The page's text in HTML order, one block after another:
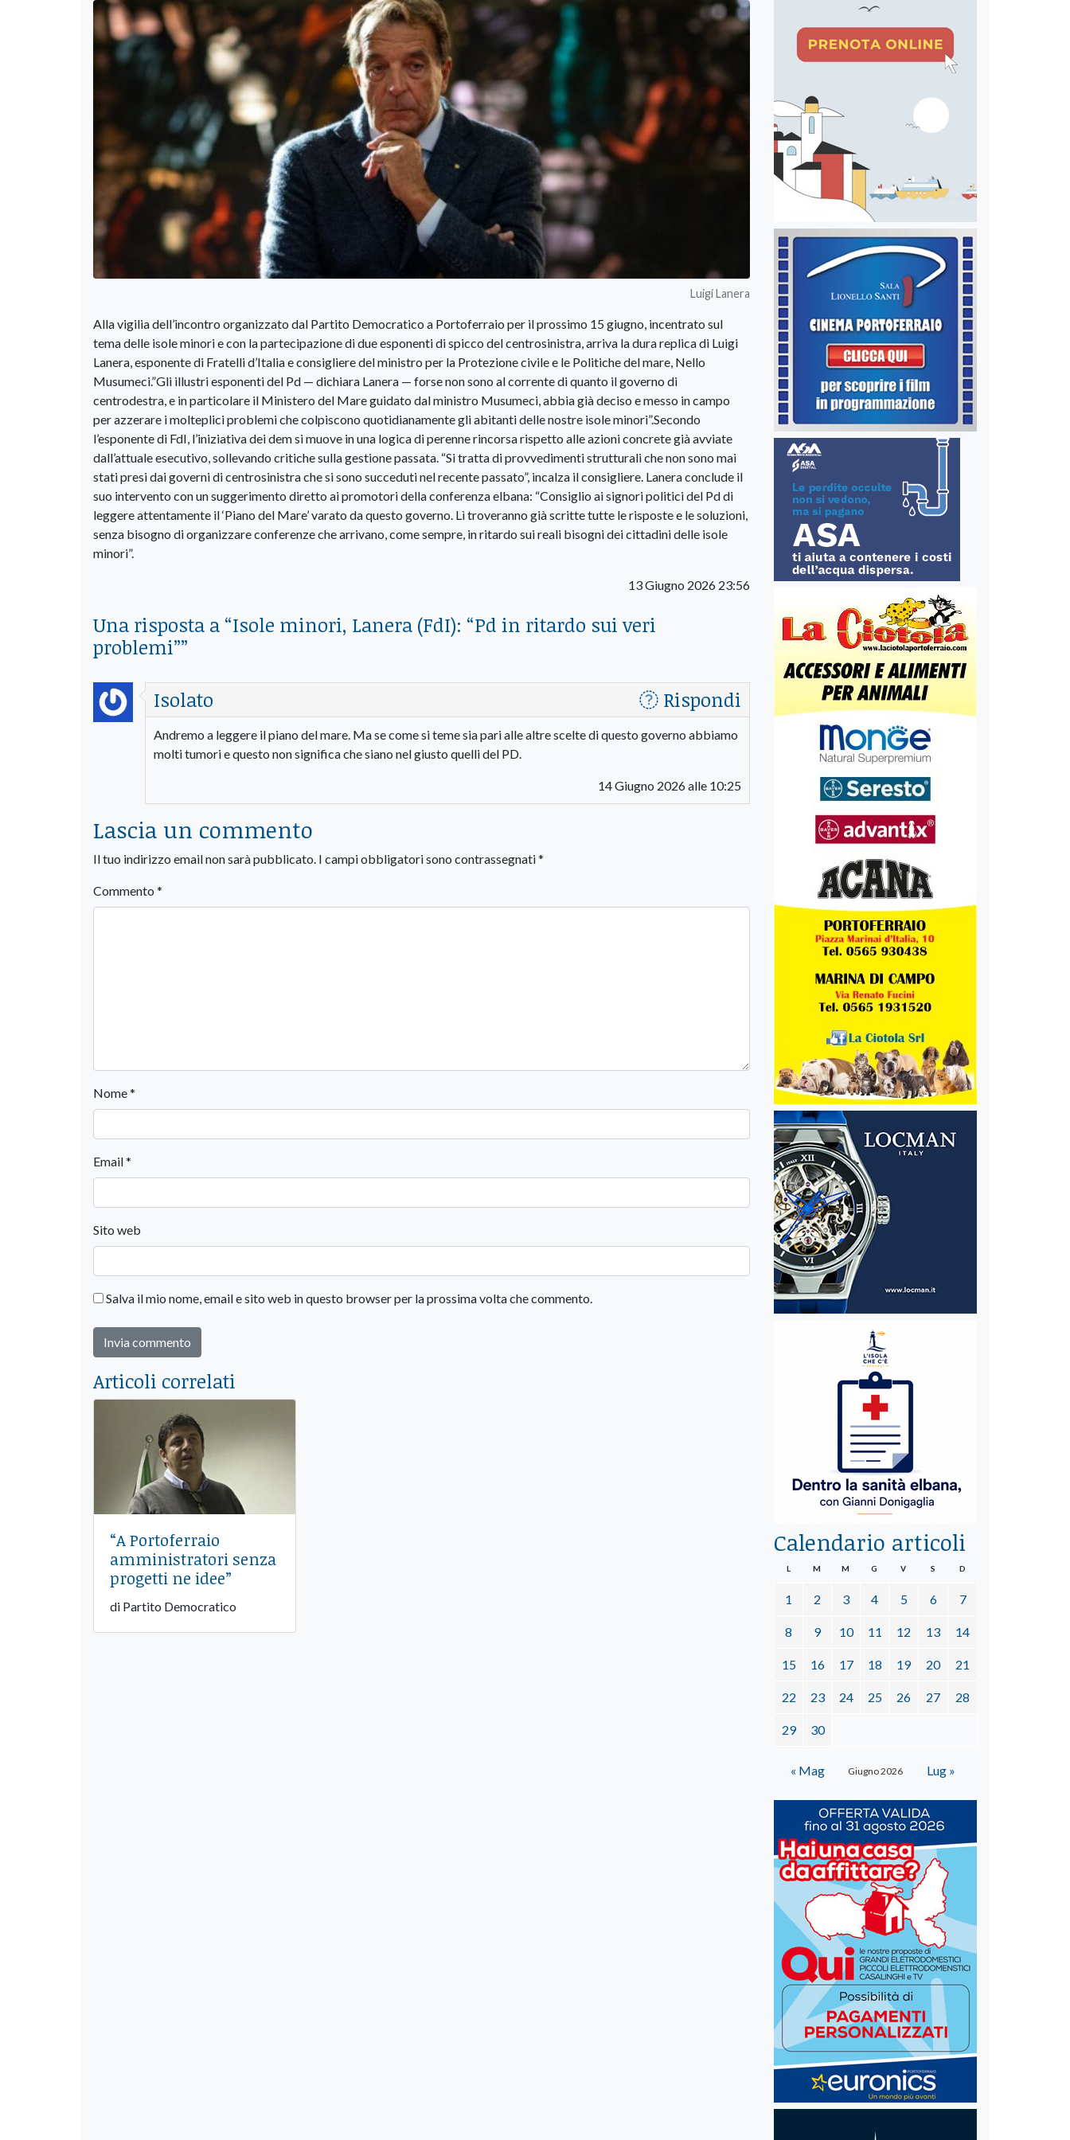
Luigi Lanera
Alla vigilia dell’incontro organizzato dal Partito Democratico a Portoferraio per il prossimo 15 giugno, incentrato sul
tema delle isole minori e con la partecipazione di due esponenti di spicco del centrosinistra, arriva la dura replica di Luigi
Lanera, esponente di Fratelli d’Italia e consigliere del ministro per la Protezione civile e le Politiche del mare, Nello
Musumeci.”Gli illustri esponenti del Pd — dichiara Lanera — forse non sono al corrente di quanto il governo di
centrodestra, e in particolare il Ministero del Mare guidato dal ministro Musumeci, abbia già deciso e messo in campo
per azzerare i molteplici problemi che colpiscono quotidianamente gli abitanti delle nostre isole minori”.Secondo
l’esponente di FdI, l’iniziativa dei dem si muove in una logica di perenne rincorsa rispetto alle azioni concrete già avviate
dall’attuale esecutivo, sollevando critiche sulla gestione passata. “Si tratta di provvedimenti strutturali che non sono mai
stati presi dai governi di centrosinistra che si sono succeduti nel recente passato”, incalza il consigliere. Lanera conclude il
suo intervento con un suggerimento diretto ai promotori della conferenza elbana: “Consiglio ai signori politici del Pd di
leggere attentamente il ‘Piano del Mare’ varato da questo governo. Lì troveranno già scritte tutte le risposte e le soluzioni,
senza bisogno di organizzare conferenze che arrivano, come sempre, in ritardo sui reali bisogni dei cittadini delle isole
minori”.
13 Giugno 2026 23:56
Una risposta a “Isole minori, Lanera (FdI): “Pd in ritardo sui veri
problemi””
Isolato
Rispondi
Andremo a leggere il piano del mare. Ma se come si teme sia pari alle altre scelte di questo governo abbiamo
molti tumori e questo non significa che siano nel giusto quelli del PD.
14 Giugno 2026 alle 10:25
Lascia un commento
Il tuo indirizzo email non sarà pubblicato. I campi obbligatori sono contrassegnati*
Commento *
Nome*
Email*
Sito web
Salva il mio nome, email e sito web in questo browser per la prossima volta che commento.
Articoli correlati
“A Portoferraio
amministratori senza
progetti ne idee”
di Partito Democratico
Calendario articoli
Giugno 2026
L M M G V S D
1 2 3 4 5 6 7
8 9 10 11 12 13 14
15 16 17 18 19 20 21
22 23 24 25 26 27 28
29 30
« Mag Lug »